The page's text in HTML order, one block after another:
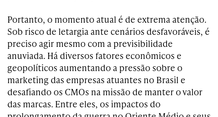
Portanto, o momento atual é de extrema atenção.
Sob risco de letargia ante cenários desfavoráveis, é
preciso agir mesmo com a previsibilidade
anuviada. Há diversos fatores econômicos e
geopolíticos aumentando a pressão sobre o
marketing das empresas atuantes no Brasil e
desafiando os CMOs na missão de manter o valor
das marcas. Entre eles, os impactos do